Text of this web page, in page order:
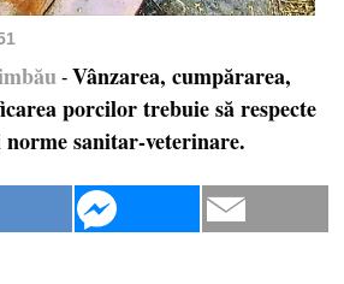
- Vânzarea, cumpărarea,
porcilor trebuie să respecte
sanitar-veterinare.